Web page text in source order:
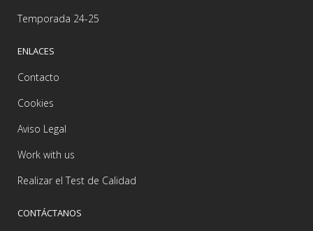
Temporada 24-25
ENLACES
Contacto
Cookies
Aviso Legal
Work with us
Realizar el Test de Calidad
CONTÁCTANOS